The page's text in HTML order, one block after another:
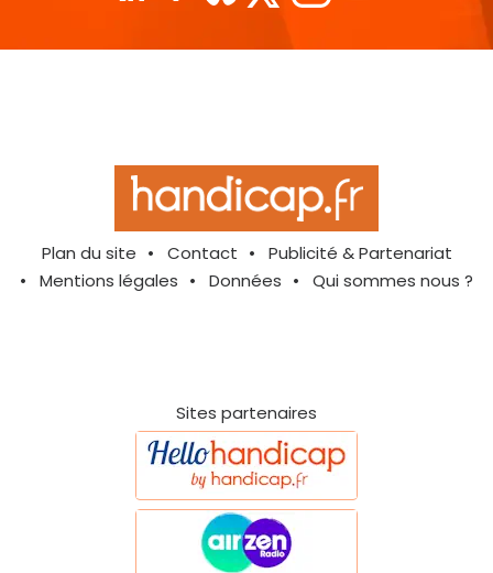
Plan du site Contact
Publicité & Partenariat
Mentions légales
Données Qui sommes nous ?
Sites partenaires